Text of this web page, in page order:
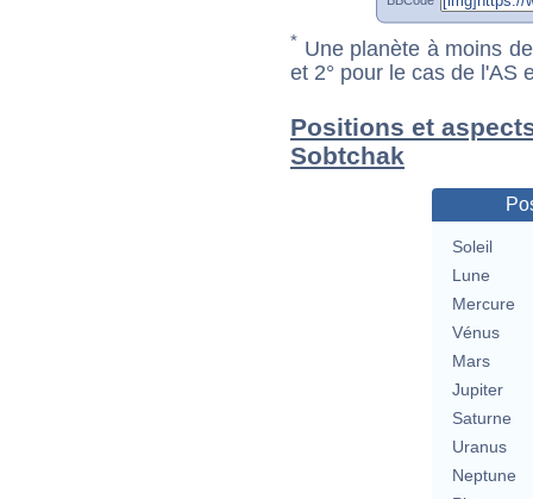
* Une planète à moins
et 2° pour le cas de l'AS
Positions et
Sobtchak
Soleil
Lune
Mercure
Vénus
Mars
Jupiter
Saturne
Uranus
Neptune